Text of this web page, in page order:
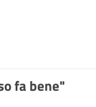
fa bene"